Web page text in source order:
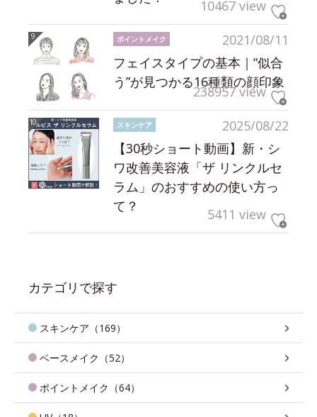
10467 view
2021/08/11
ポイントメイク
フェイスタイプの基本｜“似合
う”が見つかる16種類の顔印象
238957 view
2025/08/22
スキンケア
【30秒ショート動画】新・シ
ワ改善美容液「ザ リンクルセ
ラム」のおすすめの使い方っ
て？
5411 view
カテゴリで探す
スキンケア（169）
ベースメイク（52）
ポイントメイク（64）